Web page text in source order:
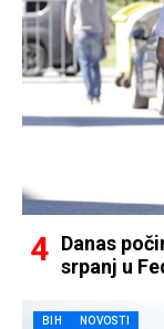
Danas
srpanj u
BIH NOVOSTI